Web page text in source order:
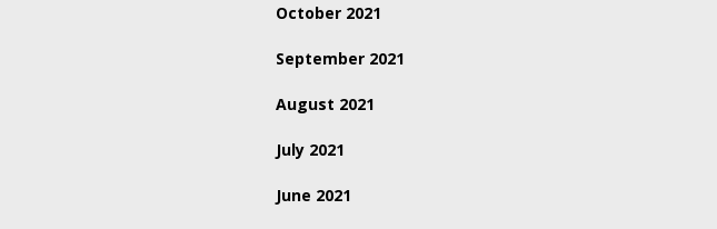
October 2021
September 2021
August 2021
July 2021
June 2021